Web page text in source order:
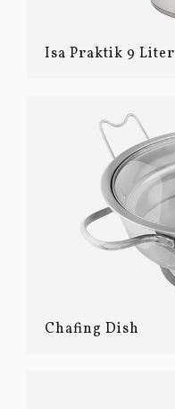
Isa Praktik 9 Liter
Chafing Dish